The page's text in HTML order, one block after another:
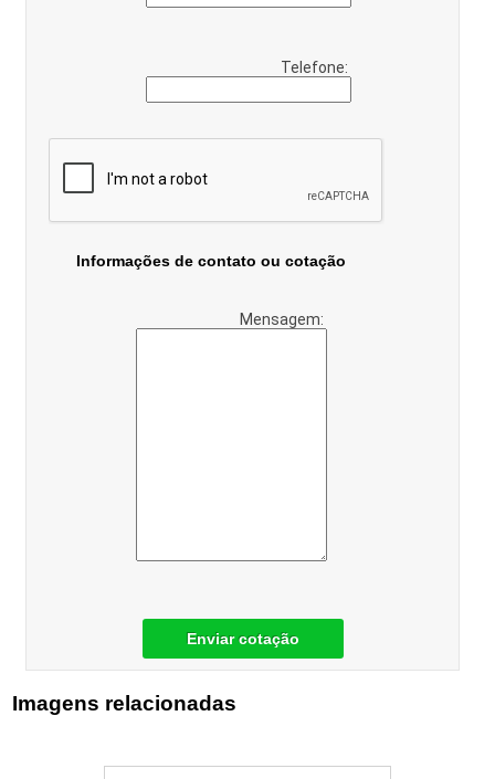
Telefone:
Informações de contato ou cotação
Mensagem:
Enviar cotação
Imagens relacionadas